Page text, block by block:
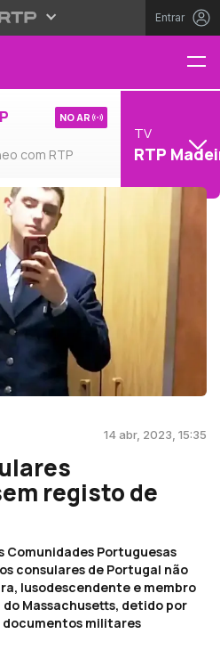
Entrar
com RTP
NO AR
TV
RTP
14 abr, 2023, 15:35
registo de
Comunidades Portuguesas
consulares de Portugal não
lusodescendente e membro
Massachusetts, detido por
militares